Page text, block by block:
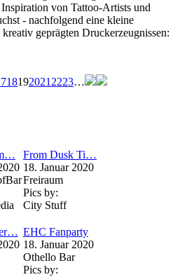
von Tattoo-Artists und
- nachfolgend eine kleine
geprägten Druckerzeugnissen:
18192021 2223…
From Dusk Ti…
18. Januar 2020
Freiraum
Pics by:
City Stuff
EHC Fanparty
18. Januar 2020
Othello Bar
Pics by: